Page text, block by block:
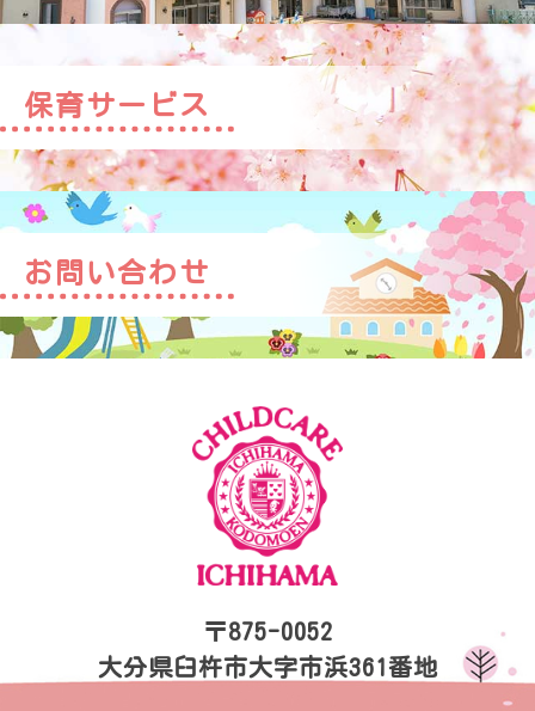
保育サービス
お問い合わせ
〒875-0052
大分県臼杵市大字市浜361番地